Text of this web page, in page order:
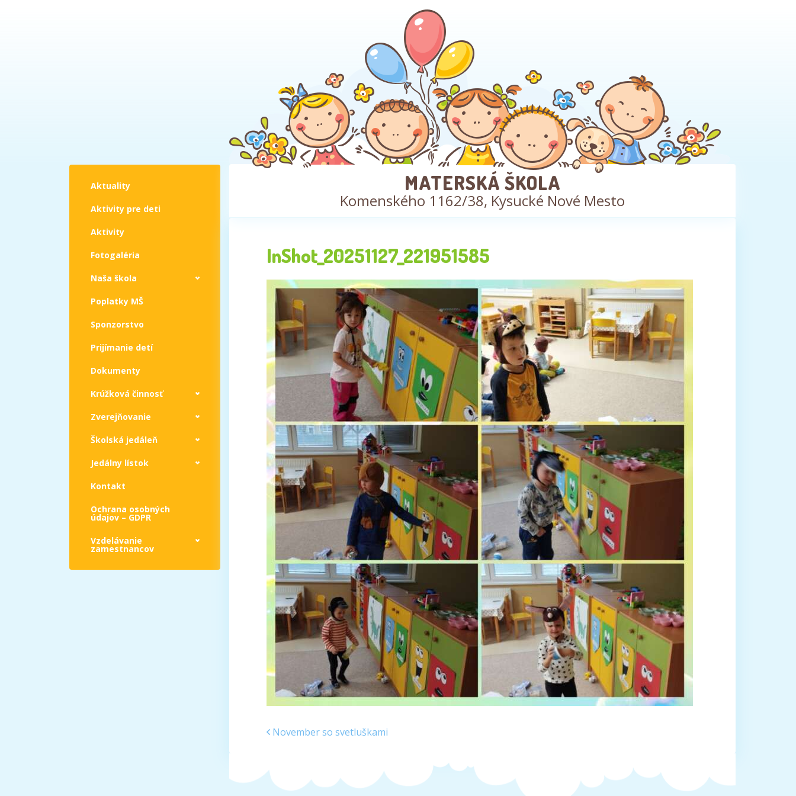
Aktuality
Aktivity pre deti
Aktivity
Fotogaléria
Naša škola
Poplatky MŠ
Sponzorstvo
Prijímanie detí
Dokumenty
Krúžková činnosť
Zverejňovanie
Školská jedáleň
Jedálny lístok
Kontakt
Ochrana osobných
údajov – GDPR
Vzdelávanie
zamestnancov
MATERSKÁ ŠKOLA
Komenského 1162/38, Kysucké Nové Mesto
InShot_20251127_221951585
November so svetluškami